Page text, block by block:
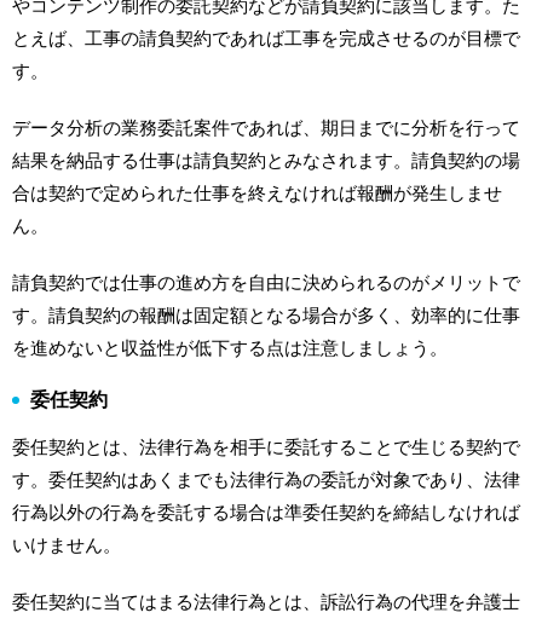
やコンテンツ制作の委託契約などが請負契約に該当します。た
とえば、工事の請負契約であれば工事を完成させるのが目標で
す。
データ分析の業務委託案件であれば、期日までに分析を行って
結果を納品する仕事は請負契約とみなされます。請負契約の場
合は契約で定められた仕事を終えなければ報酬が発生しませ
ん。
請負契約では仕事の進め方を自由に決められるのがメリットで
す。請負契約の報酬は固定額となる場合が多く、効率的に仕事
を進めないと収益性が低下する点は注意しましょう。
委任契約
委任契約とは、法律行為を相手に委託することで生じる契約で
す。委任契約はあくまでも法律行為の委託が対象であり、法律
行為以外の行為を委託する場合は準委任契約を締結しなければ
いけません。
委任契約に当てはまる法律行為とは、訴訟行為の代理を弁護士